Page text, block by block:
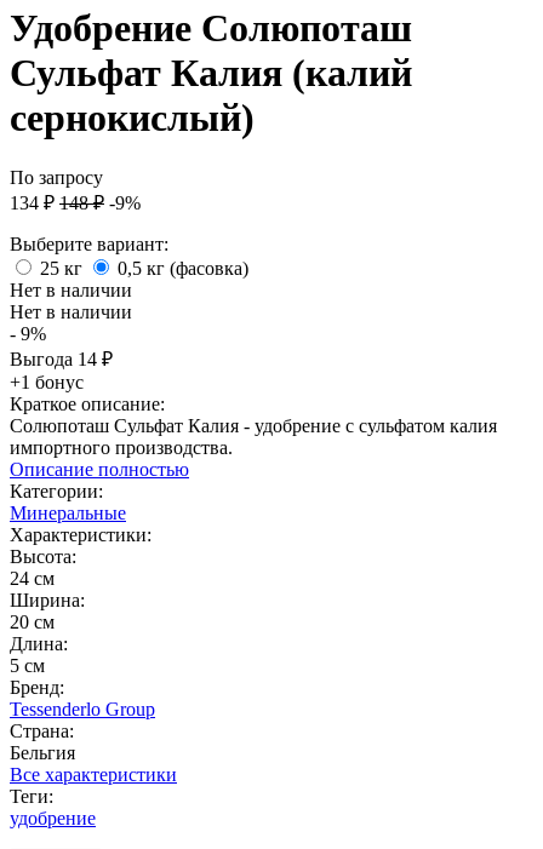
Удобрение Солюпоташ
Сульфат Калия (калий
сернокислый)
По запросу
134 ₽ 148 ₽ -9%
Выберите вариант:
25 кг
0,5 кг (фасовка)
Нет в наличии
Нет в наличии
- 9%
Выгода 14 ₽
+1 бонус
Краткое описание:
Солюпоташ Сульфат Калия - удобрение с сульфатом калия
импортного производства.
Описание полностью
Категории:
Минеральные
Характеристики:
Высота:
24 см
Ширина:
20 см
Длина:
5 см
Бренд:
Tessenderlo Group
Страна:
Бельгия
Все характеристики
Теги:
удобрение